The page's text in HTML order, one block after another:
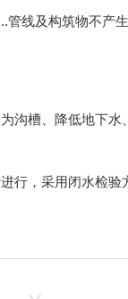
线及构筑物不产
沟槽、降低地下
行，采用闭水检